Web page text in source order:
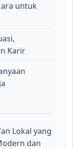
untuk
Karir
Lokal yang
dan